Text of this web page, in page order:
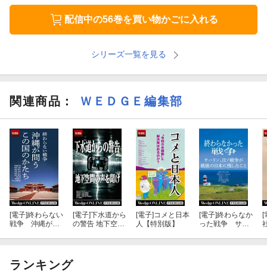
配信中の56巻を買い物かごに入れる
シリーズ一覧を見る
関連商品 ： ＷＥＤＧＥ編集部
[電子]終わらない
戦争 沖縄が問
[電子]下水道から
の警告 地下空間
[電子]コメと日本
人【特別版】
[電子]終わらなか
った戦争 サハ
[
ランキング